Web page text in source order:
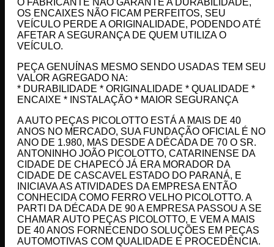
OS ENCAIXES NÃO FICAM PERFEITOS, SEU
VEÍCULO PERDE A ORIGINALIDADE, PODENDO ATÉ
AFETAR A SEGURANÇA DE QUEM UTILIZA O
VEÍCULO.
PEÇA GENUÍNAS MESMO SENDO USADAS TEM SEU
VALOR AGREGADO NA:
* DURABILIDADE * ORIGINALIDADE * QUALIDADE *
ENCAIXE * INSTALAÇÃO * MAIOR SEGURANÇA
A AUTO PEÇAS PICOLOTTO ESTÁ A MAIS DE 40
ANOS NO MERCADO, SUA FUNDAÇÃO OFICIAL É NO
ANO DE 1.980, MAS DESDE A DÉCADA DE 70 O SR.
ANTONINHO JOÃO PICOLOTTO, CATARINENSE DA
CIDADE DE CHAPECÓ JÁ ERA MORADOR DA
CIDADE DE CASCAVEL ESTADO DO PARANÁ, E
INICIAVA AS ATIVIDADES DA EMPRESA ENTÃO
CONHECIDA COMO FERRO VELHO PICOLOTTO. A
PARTI DA DÉCADA DE 90 A EMPRESA PASSOU A SE
CHAMAR AUTO PEÇAS PICOLOTTO, E VEM A MAIS
DE 40 ANOS FORNECENDO SOLUÇÕES EM PEÇAS
AUTOMOTIVAS COM QUALIDADE E PROCEDÊNCIA.